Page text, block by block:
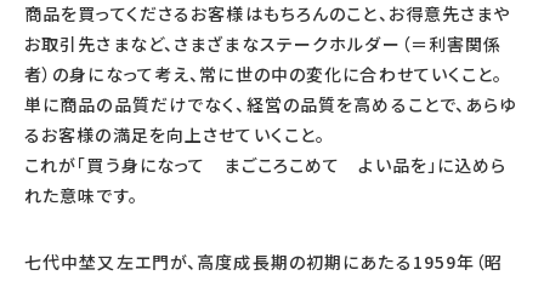
商品を買ってくださるお客様はもちろんのこと、お得意先さまや
お取引先さまなど、さまざまなステークホルダー（＝利害関係
者）の身になって考え、常に世の中の変化に合わせていくこと。
単に商品の品質だけでなく、経営の品質を高めることで、あらゆ
るお客様の満足を向上させていくこと。
これが「買う身になって まごころこめて よい品を」に込めら
れた意味です。
七代中埜又左エ門が、高度成長期の初期にあたる1959年（昭